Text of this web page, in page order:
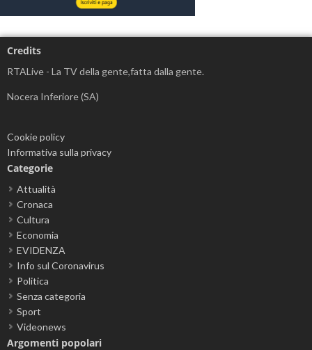
Credits
RTALive - La TV della gente,fatta dalla gente.
Nocera Inferiore (SA)
Cookie policy
Informativa sulla privacy
Categorie
Attualità
Cronaca
Cultura
Economia
EVIDENZA
Info sul Coronavirus
Politica
Senza categoria
Sport
Videonews
Argomenti popolari